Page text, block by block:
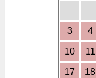
3 4
10 11
17 18